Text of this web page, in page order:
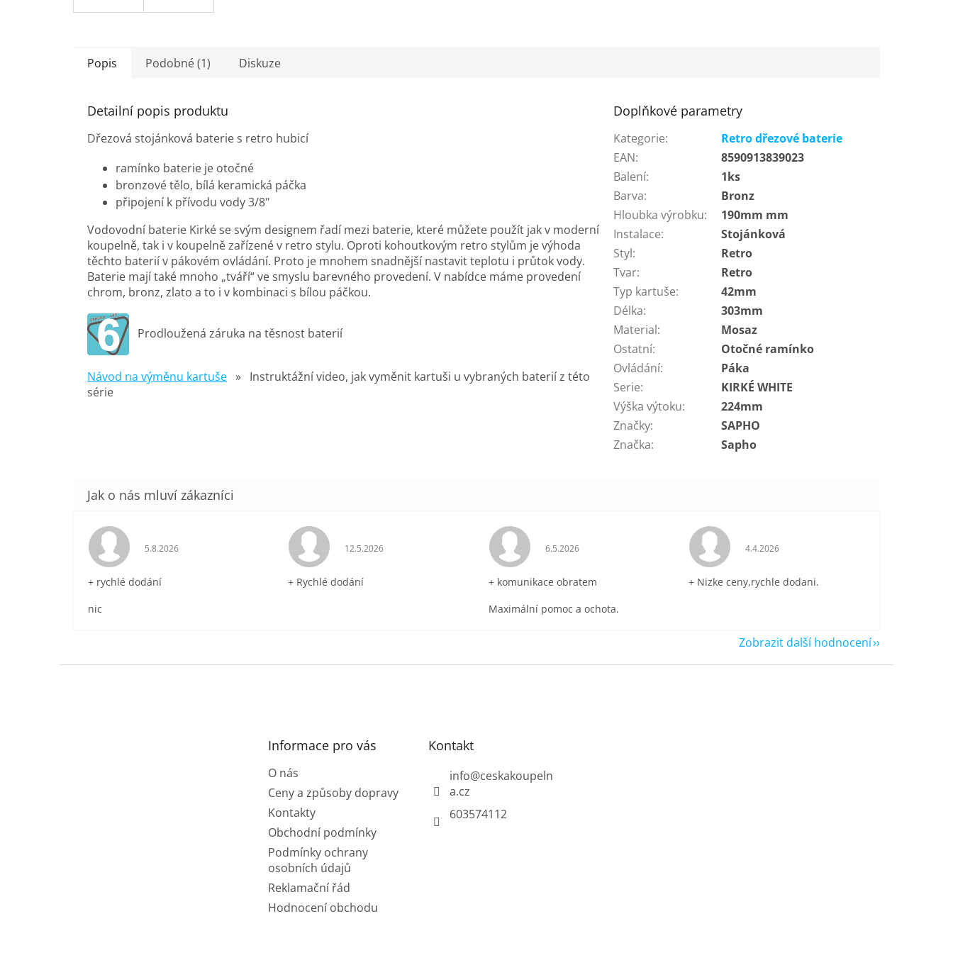
Popis Podobné (1) Diskuze
Detailní popis produktu
Dřezová stojánková baterie s retro hubicí
ramínko baterie je otočné
bronzové tělo, bílá keramická páčka
připojení k přívodu vody 3/8"
Vodovodní baterie Kirké se svým designem řadí mezi baterie, které můžete použít jak v moderní
koupelně, tak i v koupelně zařízené v retro stylu. Oproti kohoutkovým retro stylům je výhoda
těchto baterií v pákovém ovládání. Proto je mnohem snadnější nastavit teplotu i průtok vody.
Baterie mají také mnoho „tváří“ ve smyslu barevného provedení. V nabídce máme provedení
chrom, bronz, zlato a to i v kombinaci s bílou páčkou.
Prodloužená záruka na těsnost baterií
Návod na výměnu kartuše » Instruktážní video, jak vyměnit kartuši u vybraných baterií z této
série
Doplňkové parametry
Kategorie:
Retro dřezové baterie
EAN:
8590913839023
Balení:
1ks
Barva:
Bronz
Hloubka výrobku:
190mm mm
Instalace:
Stojánková
Styl:
Retro
Tvar:
Retro
Typ kartuše:
42mm
Délka:
303mm
Material:
Mosaz
Ostatní:
Otočné ramínko
Ovládání:
Páka
Serie:
KIRKÉ WHITE
Výška výtoku:
224mm
Značky:
SAPHO
Značka: Sapho
Hodnocení obchodu je 5 z 5 hvězdiček.
5.8.2026
+ rychlé dodání
nic
Hodnocení obchodu je 5 z 5 hvězdiček.
12.5.2026
+ Rychlé dodání
Hodnocení obchodu je 5 z 5 hvězdiček.
6.5.2026
+ komunikace obratem
Maximální pomoc a ochota.
Hodnocení obchodu je 5 z 5 hvězdiček.
4.4.2026
+ Nizke ceny,rychle dodani.
Zobrazit další hodnocení
Informace pro vás
O nás
Ceny a způsoby dopravy
Kontakty
Obchodní podmínky
Podmínky ochrany
osobních údajů
Reklamační řád
Hodnocení obchodu
Kontakt
info@ceskakoupeln
a.cz
603574112